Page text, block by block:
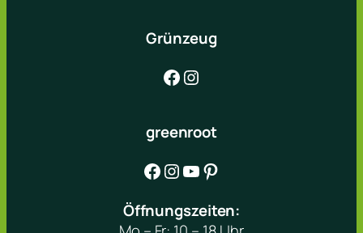
Grünzeug
Facebook Instagram
greenroot
Facebook Instagram YouTube Pinterest
Öffnungszeiten: